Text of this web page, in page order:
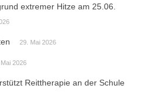
extremer Hitze am 25.06.
29. Mai 2026
2026
Reittherapie an der Schule